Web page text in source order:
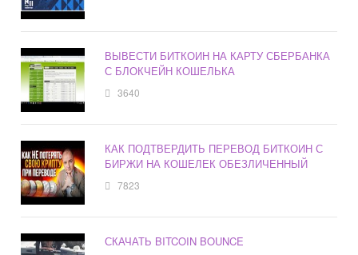
ВЫВЕСТИ БИТКОИН НА КАРТУ СБЕРБАНКА
С БЛОКЧЕЙН КОШЕЛЬКА
3640
КАК ПОДТВЕРДИТЬ ПЕРЕВОД БИТКОИН С
БИРЖИ НА КОШЕЛЕК ОБЕЗЛИЧЕННЫЙ
7823
СКАЧАТЬ BITCOIN BOUNCE